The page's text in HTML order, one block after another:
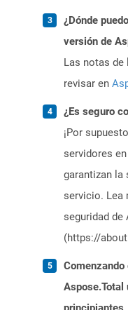
¿Dónde
versión de
Las notas de
revisar en
¿Es seguro
¡Por
servidores
garantizan la
servicio. Lea
seguridad de
(https://
Comenzando
Aspose.Total